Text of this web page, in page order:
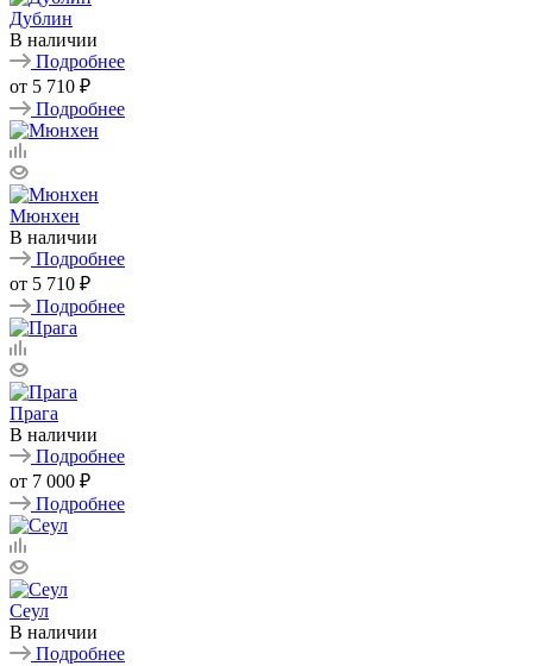
Дублин
В наличии
Подробнее
от 5 710 ₽
Подробнее
Мюнхен
В наличии
Подробнее
от 5 710 ₽
Подробнее
Прага
В наличии
Подробнее
от 7 000 ₽
Подробнее
Сеул
В наличии
Подробнее